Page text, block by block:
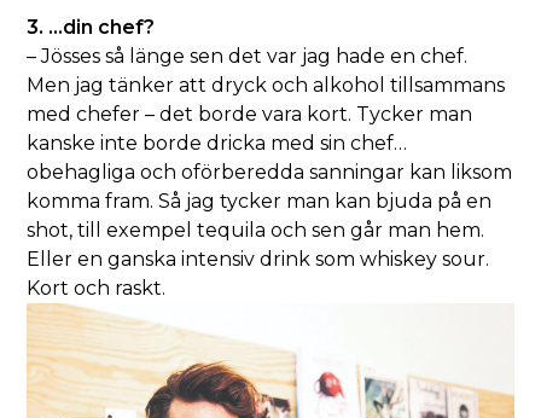
3. …din chef?
– Jösses så länge sen det var jag hade en chef.
Men jag tänker att dryck och alkohol tillsammans
med chefer – det borde vara kort. Tycker man
kanske inte borde dricka med sin chef…
obehagliga och oförberedda sanningar kan liksom
komma fram. Så jag tycker man kan bjuda på en
shot, till exempel tequila och sen går man hem.
Eller en ganska intensiv drink som whiskey sour.
Kort och raskt.